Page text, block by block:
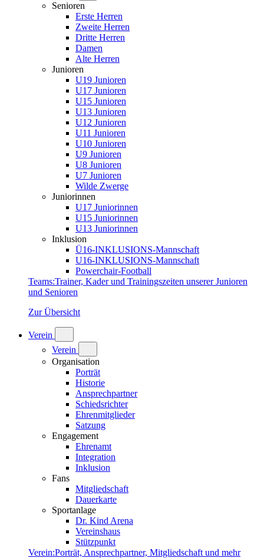
Senioren
Erste Herren
Zweite Herren
Dritte Herren
Damen
Alte Herren
Junioren
U19 Junioren
U17 Junioren
U15 Junioren
U13 Junioren
U12 Junioren
U11 Junioren
U10 Junioren
U9 Junioren
U8 Junioren
U7 Junioren
Wilde Zwerge
Juniorinnen
U17 Juniorinnen
U15 Juniorinnen
U13 Juniorinnen
Inklusion
Ü16-INKLUSIONS-Mannschaft
U16-INKLUSIONS-Mannschaft
Powerchair-Football
Teams:Trainer, Kader und Trainingszeiten unserer Junioren
und Senioren
Zur Übersicht
Verein
Verein
Organisation
Porträt
Historie
Ansprechpartner
Schiedsrichter
Ehrenmitglieder
Satzung
Engagement
Ehrenamt
Integration
Inklusion
Fans
Mitgliedschaft
Dauerkarte
Sportanlage
Dr. Kind Arena
Vereinshaus
Stützpunkt
Verein:Porträt, Ansprechpartner, Mitgliedschaft und mehr